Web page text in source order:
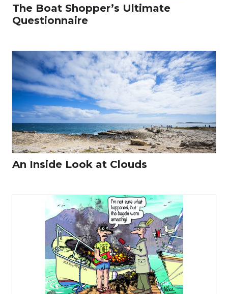
The Boat Shopper’s Ultimate
Questionnaire
An Inside Look at Clouds